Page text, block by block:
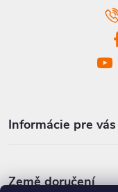
Informácie pre vás
Země doručení